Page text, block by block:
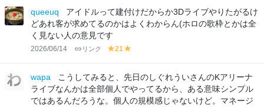
lo
w
lo
w
queeuq
アイドルって建付けだからか3Dライブやりたがるけ
どあれ客が求めてるのかはよくわからん(ホロの歌枠とかは全
く見ない人の意見です
2026/06/14 リンク
y
lo
w
21
lo
w
wapa
こうしてみると、先日のしぐれういさんのKアリーナ
ライブなんかは全部個人でやってるから、ある意味シンプル
ではあるんだろうな。個人の規模感じゃないけど。マネージ